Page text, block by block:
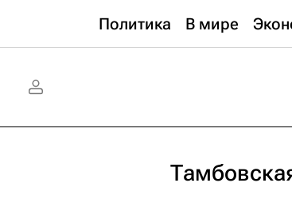
Политика В мире